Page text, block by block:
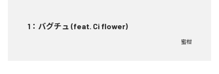
1 ： バグチュ (feat. Ci flower)
蜜柑